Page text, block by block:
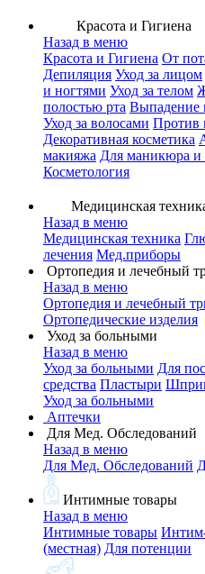
Красота и Гигиена
Назад в меню
Красота и Гигиена От
Депиляция Уход за лицом
и ногтями Уход за телом
полостью рта Выпадение
Уход за волосами Против
Декоративная косметика
макияжа Для маникюра и
Косметология
Медицинская
Назад в меню
Медицинская техника
лечения Мед.приборы
Ортопедия и лечебный
Назад в меню
Ортопедия и лечебный
Ортопедические изделия
Уход за больными
Назад в меню
Уход за больными Для
средства Пластыри
Уход за больными
Аптечки
Для Мед. Обследований
Назад в меню
Для Мед. Обследований
Интимные товары
Назад в меню
Интимные товары
(местная) Для потенции